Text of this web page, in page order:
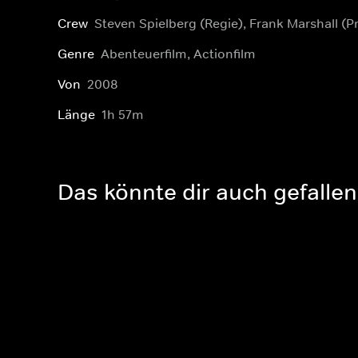
Crew Steven Spielberg (Regie), Frank Marshall
Genre Abenteuerfilm, Actionfilm
Von 2008
Länge 1h 57m
Das könnte dir auch gefallen